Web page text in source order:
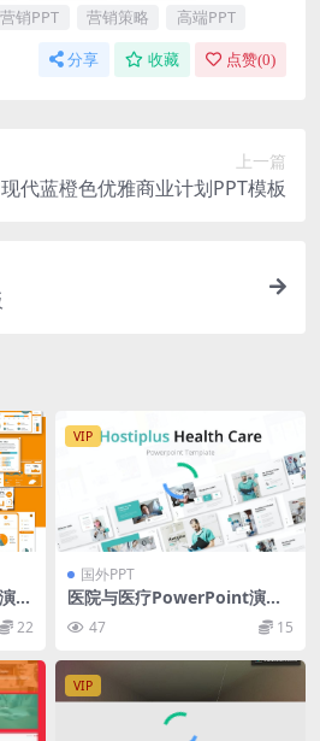
营销PPT 营销策略 高端PPT
分享 收藏 点赞(0)
上一篇
现代蓝橙色优雅商业计划PPT模板
示
22
VIP
国外PPT
医院与医疗PowerPoint演示
文稿模板 Hostiplus – Hospit
al & Health Care Powerpoi
nt
47 15
VIP